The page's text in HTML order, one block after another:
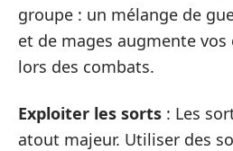
groupe : un mélange de
et de mages augmente vos
lors des combats.
Exploiter les sorts : Les
atout majeur. Utiliser des